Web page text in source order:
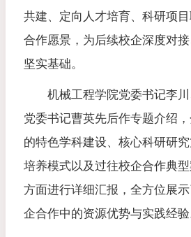
共建、定向人才培育、科研项
合作愿景，为后续校企深度对
坚实基础。
机械工程学院党委书记李
党委书记曹英先后作专题介绍
的特色学科建设、核心科研研
培养模式以及过往校企合作典
方面进行详细汇报，全方位展
企合作中的资源优势与实践经验